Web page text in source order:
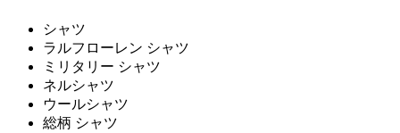
シャツ
ラルフローレン シャツ
ミリタリー シャツ
ネルシャツ
ウールシャツ
総柄 シャツ